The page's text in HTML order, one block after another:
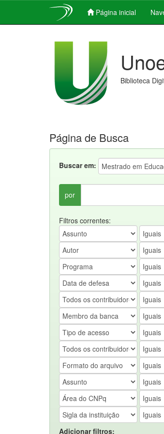
Página inicial
Biblioteca
Página de Busca
Buscar em:
por
Filtros correntes:
Adicionar filtros: